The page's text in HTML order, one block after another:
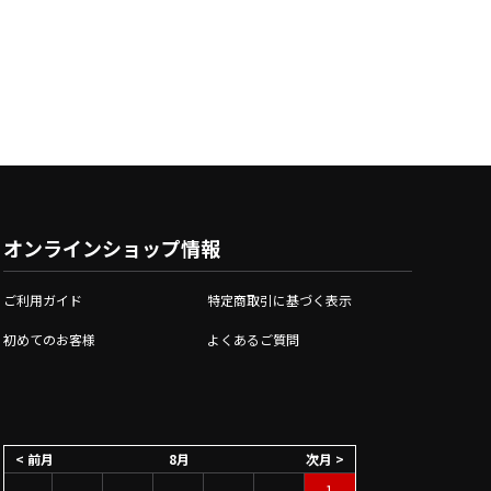
オンラインショップ情報
ご利用ガイド 特定商取引に基づく表示
初めてのお客様 よくあるご質問
8月
< 前月
次月 >